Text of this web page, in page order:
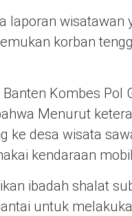
laporan wisatawan
korban
Kombes Pol
Menurut
ke desa wisata
kendaraan
ibadah shalat
untuk